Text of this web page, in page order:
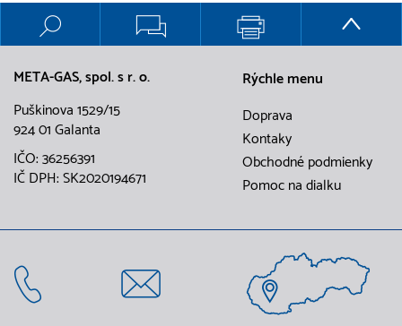
META-GAS, spol. s r. o.
Puškinova 1529/15
924 01 Galanta
IČO: 36256391
IČ DPH: SK2020194671
Rýchle menu
Doprava
Kontaky
Obchodné podmienky
Pomoc na dialku